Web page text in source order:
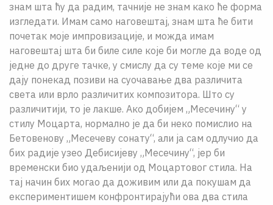
знам шта ћу да радим, тачније не знам како ће форма
изгледати. Имам само наговештај, знам шта ће бити
почетак моје импровизације, и можда имам
наговештај шта би биле силе које би могле да воде од
једне до друге тачке, у смислу да су теме које ми се
дају понекад позиви на суочавање два различита
света или врло различитих композитора. Што су
различитији, то је лакше. Ако добијем „Месечину“ у
стилу Моцарта, нормално је да би неко помислио на
Бетовенову „Месечеву сонату“, али ја сам одлучио да
бих радије узео Дебисијеву „Месечину“, јер би
временски био удаљенији од Моцартовог стила. На
тај начин бих могао да доживим или да покушам да
експериментишем конфронтирајући ова два стила